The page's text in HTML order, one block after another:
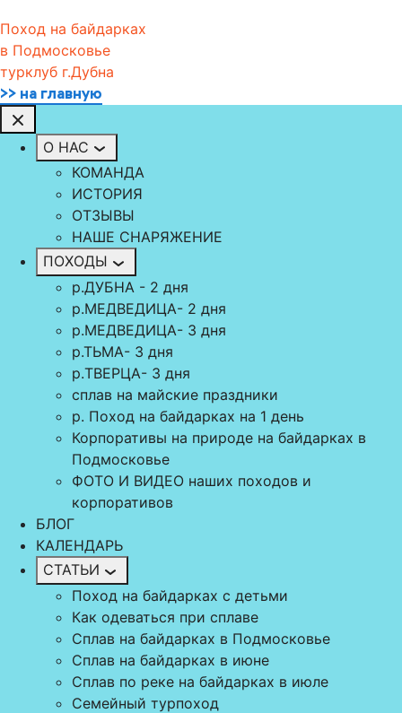
Поход на байдарках
в Подмосковье
турклуб г.Дубна
>> на главную
О НАС
КОМАНДА
ИСТОРИЯ
ОТЗЫВЫ
НАШЕ СНАРЯЖЕНИЕ
ПОХОДЫ
р.ДУБНА - 2 дня
р.МЕДВЕДИЦА- 2 дня
р.МЕДВЕДИЦА- 3 дня
р.ТЬМА- 3 дня
р.TВЕРЦА- 3 дня
сплав на майские праздники
р. Поход на байдарках на 1 день
Корпоративы на природе на байдарках в
Подмосковье
ФОТО И ВИДЕО наших походов и
корпоративов
БЛОГ
КАЛЕНДАРЬ
СТАТЬИ
Поход на байдарках с детьми
Как одеваться при сплаве
Сплав на байдарках в Подмосковье
Сплав на байдарках в июне
Сплав по реке на байдарках в июле
Семейный турпоход